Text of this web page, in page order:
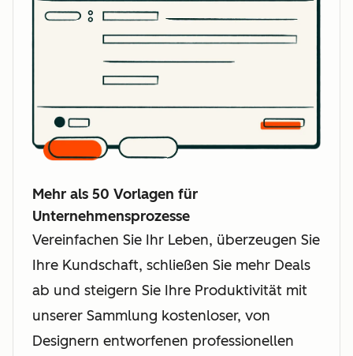
Mehr als 50 Vorlagen für
Unternehmensprozesse
Vereinfachen Sie Ihr Leben, überzeugen Sie
Ihre Kundschaft, schließen Sie mehr Deals
ab und steigern Sie Ihre Produktivität mit
unserer Sammlung kostenloser, von
Designern entworfenen professionellen